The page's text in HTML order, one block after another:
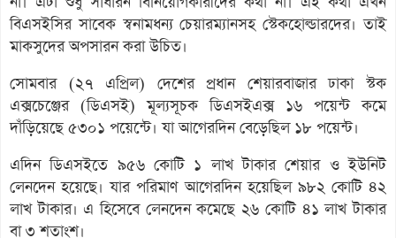
বিএসইসির সাবেক স্বনামধন্য চেয়ারম্যানসহ স্টেকহোল্ডারদের। তাই
মাকসুদের অপসারন করা উচিত।
সোমবার (২৭ এপ্রিল) দেশের প্রধান শেয়ারবাজার ঢাকা স্টক
এক্সচেঞ্জের (ডিএসই) মূল্যসূচক ডিএসইএক্স ১৬ পয়েন্ট কমে
দাঁড়িয়েছে ৫৩০১ পয়েন্টে। যা আগেরদিন বেড়েছিল ১৮ পয়েন্ট।
এদিন ডিএসইতে ৯৫৬ কোটি ১ লাখ টাকার শেয়ার ও ইউনিট
লেনদেন হয়েছে। যার পরিমাণ আগেরদিন হয়েছিল ৯৮২ কোটি ৪২
লাখ টাকার। এ হিসেবে লেনদেন কমেছে ২৬ কোটি ৪১ লাখ টাকার
বা ৩ শতাংশ।